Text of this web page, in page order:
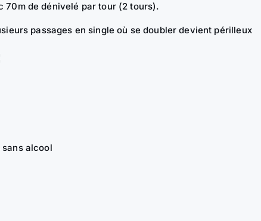
70m de dénivelé par tour (2 tours).
passages en single où se doubler devient périlleux
sans alcool